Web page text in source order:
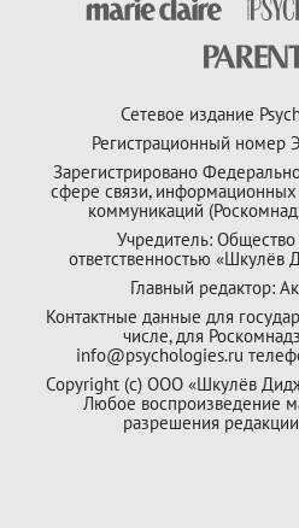
Сетевое издание
Регистрационный
Зарегистрировано
сфере связи,
коммуникаций
Учредитель:
ответственностью «Шкулёв
Главный редактор:
Контактные данные для
числе, для
info@psychologies.ru
Copyright (с) ООО «Шкулёв
Любое воспроизведение
разрешения